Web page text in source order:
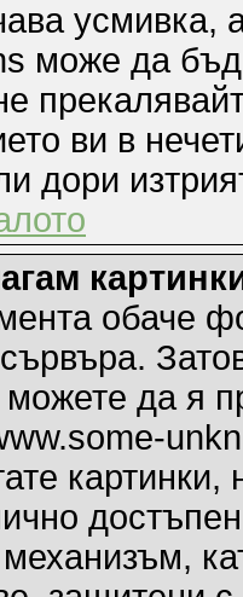
усмивка,
може да
ви в
дори
обаче
да я